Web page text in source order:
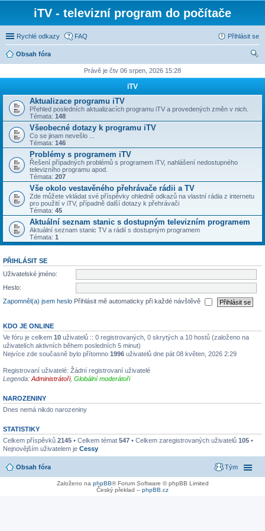
iTV - televizní program do počítače
Rychlé odkazy FAQ Přihlásit se
Obsah fóra
Právě je čtv 06 srpen, 2026 15:28
iTV
Aktualizace programu iTV
Přehled posledních aktualizacích programu iTV a provedených změn v nich.
Témata: 148
Všeobecné dotazy k programu iTV
Co se jinam nevešlo ...
Témata: 146
Problémy s programem iTV
Řešení případných problémů s programem iTV, nahlášení nedostupného
televizního programu apod.
Témata: 207
Vše okolo vestavěného přehrávače rádii a TV
Zde můžete vkládat své příspěvky ohledně odkazů na vlastní rádia z internetu
pro použití v iTV, případně další dotazy k přehrávači
Témata: 45
Aktuální seznam stanic s dostupným televizním programem
Aktuální seznam stanic TV a rádií s dostupným programem
Témata: 1
PŘIHLÁSIT SE
Uživatelské jméno:
Heslo:
Zapomněl(a) jsem heslo Přihlásit mě automaticky při každé návštěvě
KDO JE ONLINE
Ve fóru je celkem 10 uživatelů :: 0 registrovaných, 0 skrytých a 10 hostů (založeno na
uživatelích aktivních během posledních 5 minut)
Nejvíce zde současně bylo přítomno 1996 uživatelů dne pát 08 květen, 2026 2:29
Registrovaní uživatelé: Žádní registrovaní uživatelé
Legenda: Administrátoři, Globální moderátoři
NAROZENINY
Dnes nemá nikdo narozeniny
STATISTIKY
Celkem příspěvků 2145 • Celkem témat 547 • Celkem zaregistrovaných uživatelů 105 •
Nejnovějším uživatelem je Cessy
Obsah fóra Tým
Založeno na phpBB® Forum Software © phpBB Limited
Český překlad – phpBB.cz